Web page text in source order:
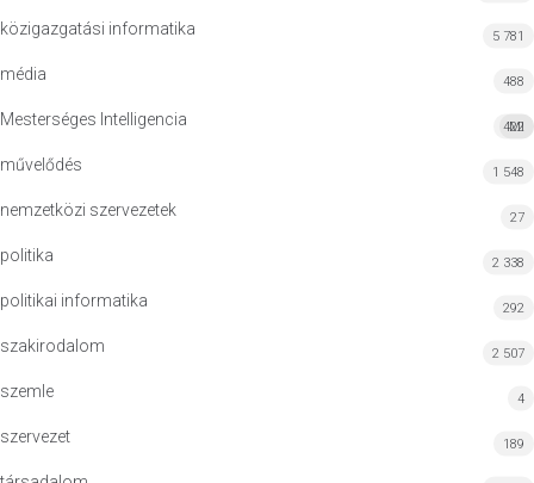
közigazgatási informatika 5 781
média 488
Mesterséges Intelligencia MI
422
művelődés 1 548
nemzetközi szervezetek 27
politika 2 338
politikai informatika 292
szakirodalom 2 507
szemle 4
szervezet 189